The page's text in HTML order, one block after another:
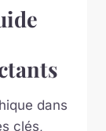
dans
clés,